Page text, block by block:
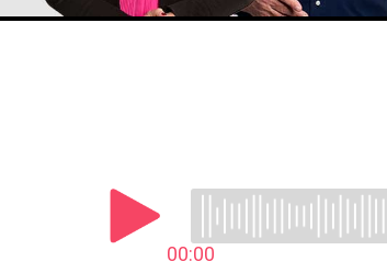
00:00